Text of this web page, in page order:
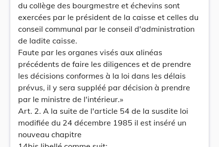
du collège des bourgmestre et échevins sont
exercées par le président de la caisse et celles du
conseil communal par le conseil d'administration
de ladite caisse.
Faute par les organes visés aux alinéas
précédents de faire les diligences et de prendre
les décisions conformes à la loi dans les délais
prévus, il y sera suppléé par décision à prendre
par le ministre de l'intérieur.»
Art. 2. A la suite de l'article 54 de la susdite loi
modifiée du 24 décembre 1985 il est inséré un
nouveau chapitre